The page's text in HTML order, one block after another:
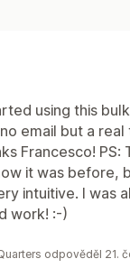
using this
email but a
Francesco!
it was before,
intuitive. I was
work! :-)
odpověděl 21.